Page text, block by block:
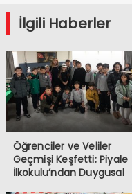
İlgili Haberler
Öğrenciler ve Veliler
Geçmişi Keşfetti: Piyale
İlkokulu’ndan Duygusal